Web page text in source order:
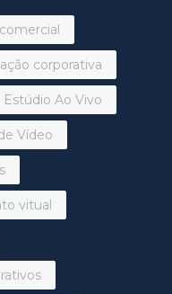
comercial
corporativa
Estúdio Ao Vivo
Vídeo
vitual